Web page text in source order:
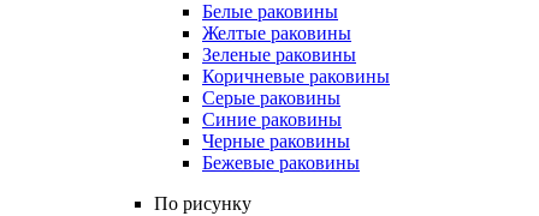
Белые раковины
Желтые раковины
Зеленые раковины
Коричневые раковины
Серые раковины
Синие раковины
Черные раковины
Бежевые раковины
По рисунку